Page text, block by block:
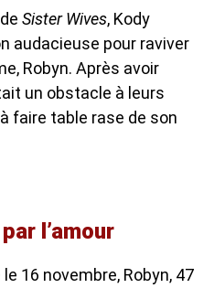
Sister Wives, Kody
audacieuse pour raviver
Robyn. Après avoir
un obstacle à leurs
faire table rase de son
l’amour
16 novembre, Robyn, 47